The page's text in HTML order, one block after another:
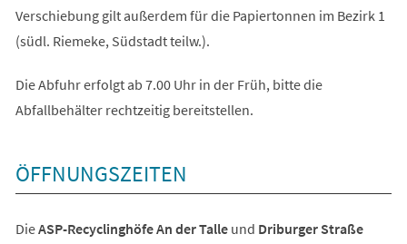
Verschiebung gilt außerdem für die Papiertonnen im Bezirk 1
(südl. Riemeke, Südstadt teilw.).
Die Abfuhr erfolgt ab 7.00 Uhr in der Früh, bitte die
Abfallbehälter rechtzeitig bereitstellen.
ÖFFNUNGSZEITEN
DieASP-Recyclinghöfe An der Talleund Driburger Straße